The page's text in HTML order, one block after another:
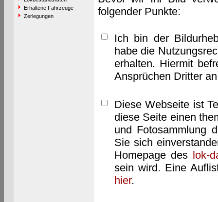
Erhaltene Fahrzeuge
Zerlegungen
folgender Punkte:
Ich bin der
habe die
erhalten. Hiermit
Ansprüchen Dritter
Diese Webseite ist
diese Seite einen
und Fotosammlung
Sie sich
Homepage des lok-
sein wird. Eine
hier.